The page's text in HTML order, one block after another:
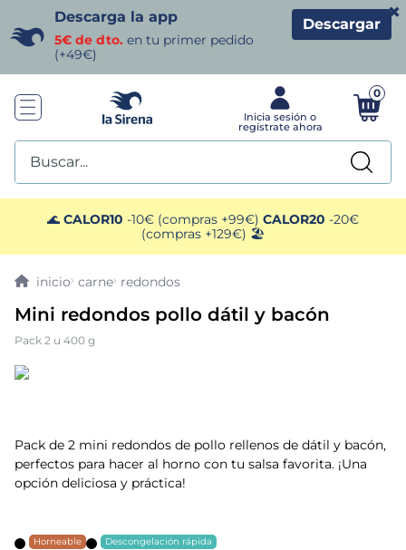
Descarga la app
5€ de dto. en tu primer pedido
(+49€)
Descargar
×
0
Buscar...
🌊 CALOR10 -10€ (compras +99€) CALOR20 -20€
(compras +129€) 🏖️
carne redondos
Mini redondos pollo dátil y bacón
Pack 2 u 400 g
Pack de 2 mini redondos de pollo rellenos de dátil y bacón,
perfectos para hacer al horno con tu salsa favorita. ¡Una
opción deliciosa y práctica!
Horneable Descongelación rápida
TÉRMINOS MÁS BUSCADOS
1. helados sirena
gambas
3. patatas
verduras
6. croquetas